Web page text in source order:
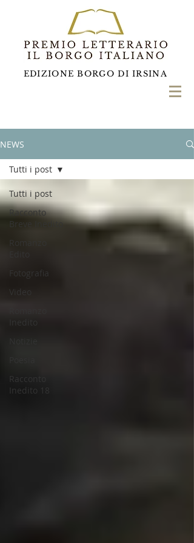
EDIZIONE BORGO DI IRSINA
NEWS
Tutti i post
Racconto
Breve Inedito
Romanzo
Fotografia
Video
Inedito
Racconto
Inedito 18
Tutti i post